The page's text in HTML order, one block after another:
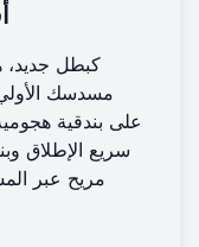
كبطل جديد،
مسدسك
على بندقية
سريع الإطلاق
مريح عبر